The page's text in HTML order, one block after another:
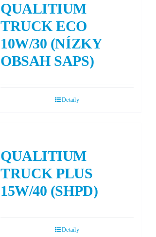
QUALITIUM
TRUCK ECO
10W/30 (NÍZKY
OBSAH SAPS)
Detaily
QUALITIUM
TRUCK PLUS
15W/40 (SHPD)
Detaily